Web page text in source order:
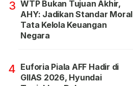
3 WTP Bukan Tujuan Akhir,
AHY: Jadikan Standar Moral
Tata Kelola Keuangan
Negara
4 Euforia Piala AFF Hadir di
GIIAS 2026, Hyundai